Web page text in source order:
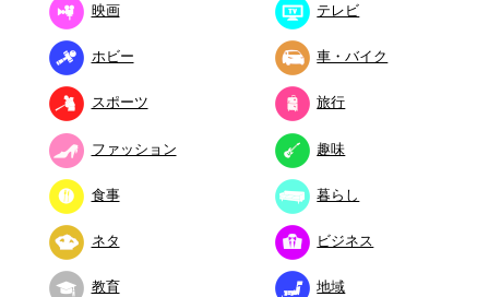
映画 テレビ
ホビー 車・バイク
スポーツ 旅行
ファッション 趣味
食事 暮らし
ネタ ビジネス
教育 地域